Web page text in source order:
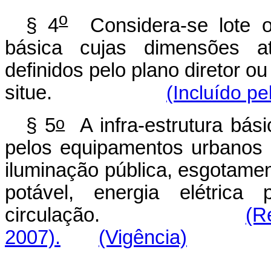
§ 4oConsidera-se lote o
básica cujas dimensões
definidos pelo plano diretor
situe. (Incluído
§ 5oA infra-estrutura
pelos equipamentos
iluminação pública,
potável, energia
circulação.
2007).
(Vigência)